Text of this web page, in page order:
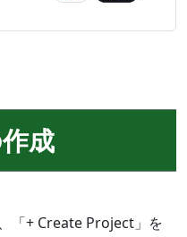
成
「+ Create Project」を